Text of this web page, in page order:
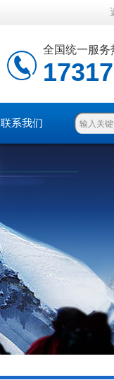
全国统一服务
联系我们